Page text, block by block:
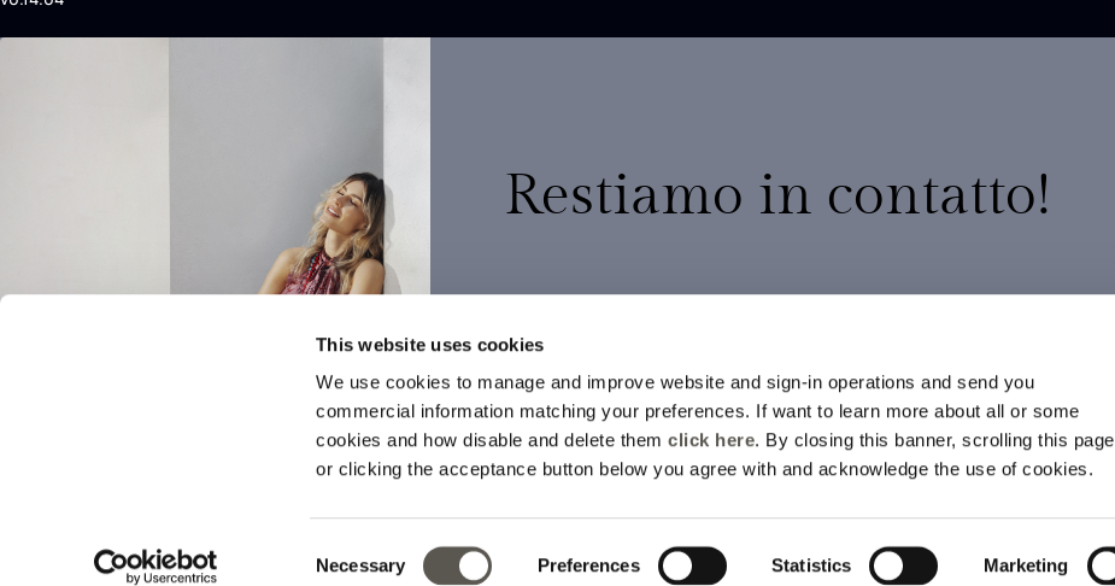
This website uses cookies
We use cookies to manage and improve website and sign-in operations and send you
commercial information matching your preferences. If want to learn more about all or some
cookies and how disable and delete themclick here. By closing this banner, scrolling this page
or clicking the acceptance button below you agree with and acknowledge the use of cookies.
Selection
Necessary Preferences Statistics Marketing
Restiamo in contatto!
SI, MI ISCRIVO
I tuoi dati verranno trattati in accordo allaInformativa della Privacy.